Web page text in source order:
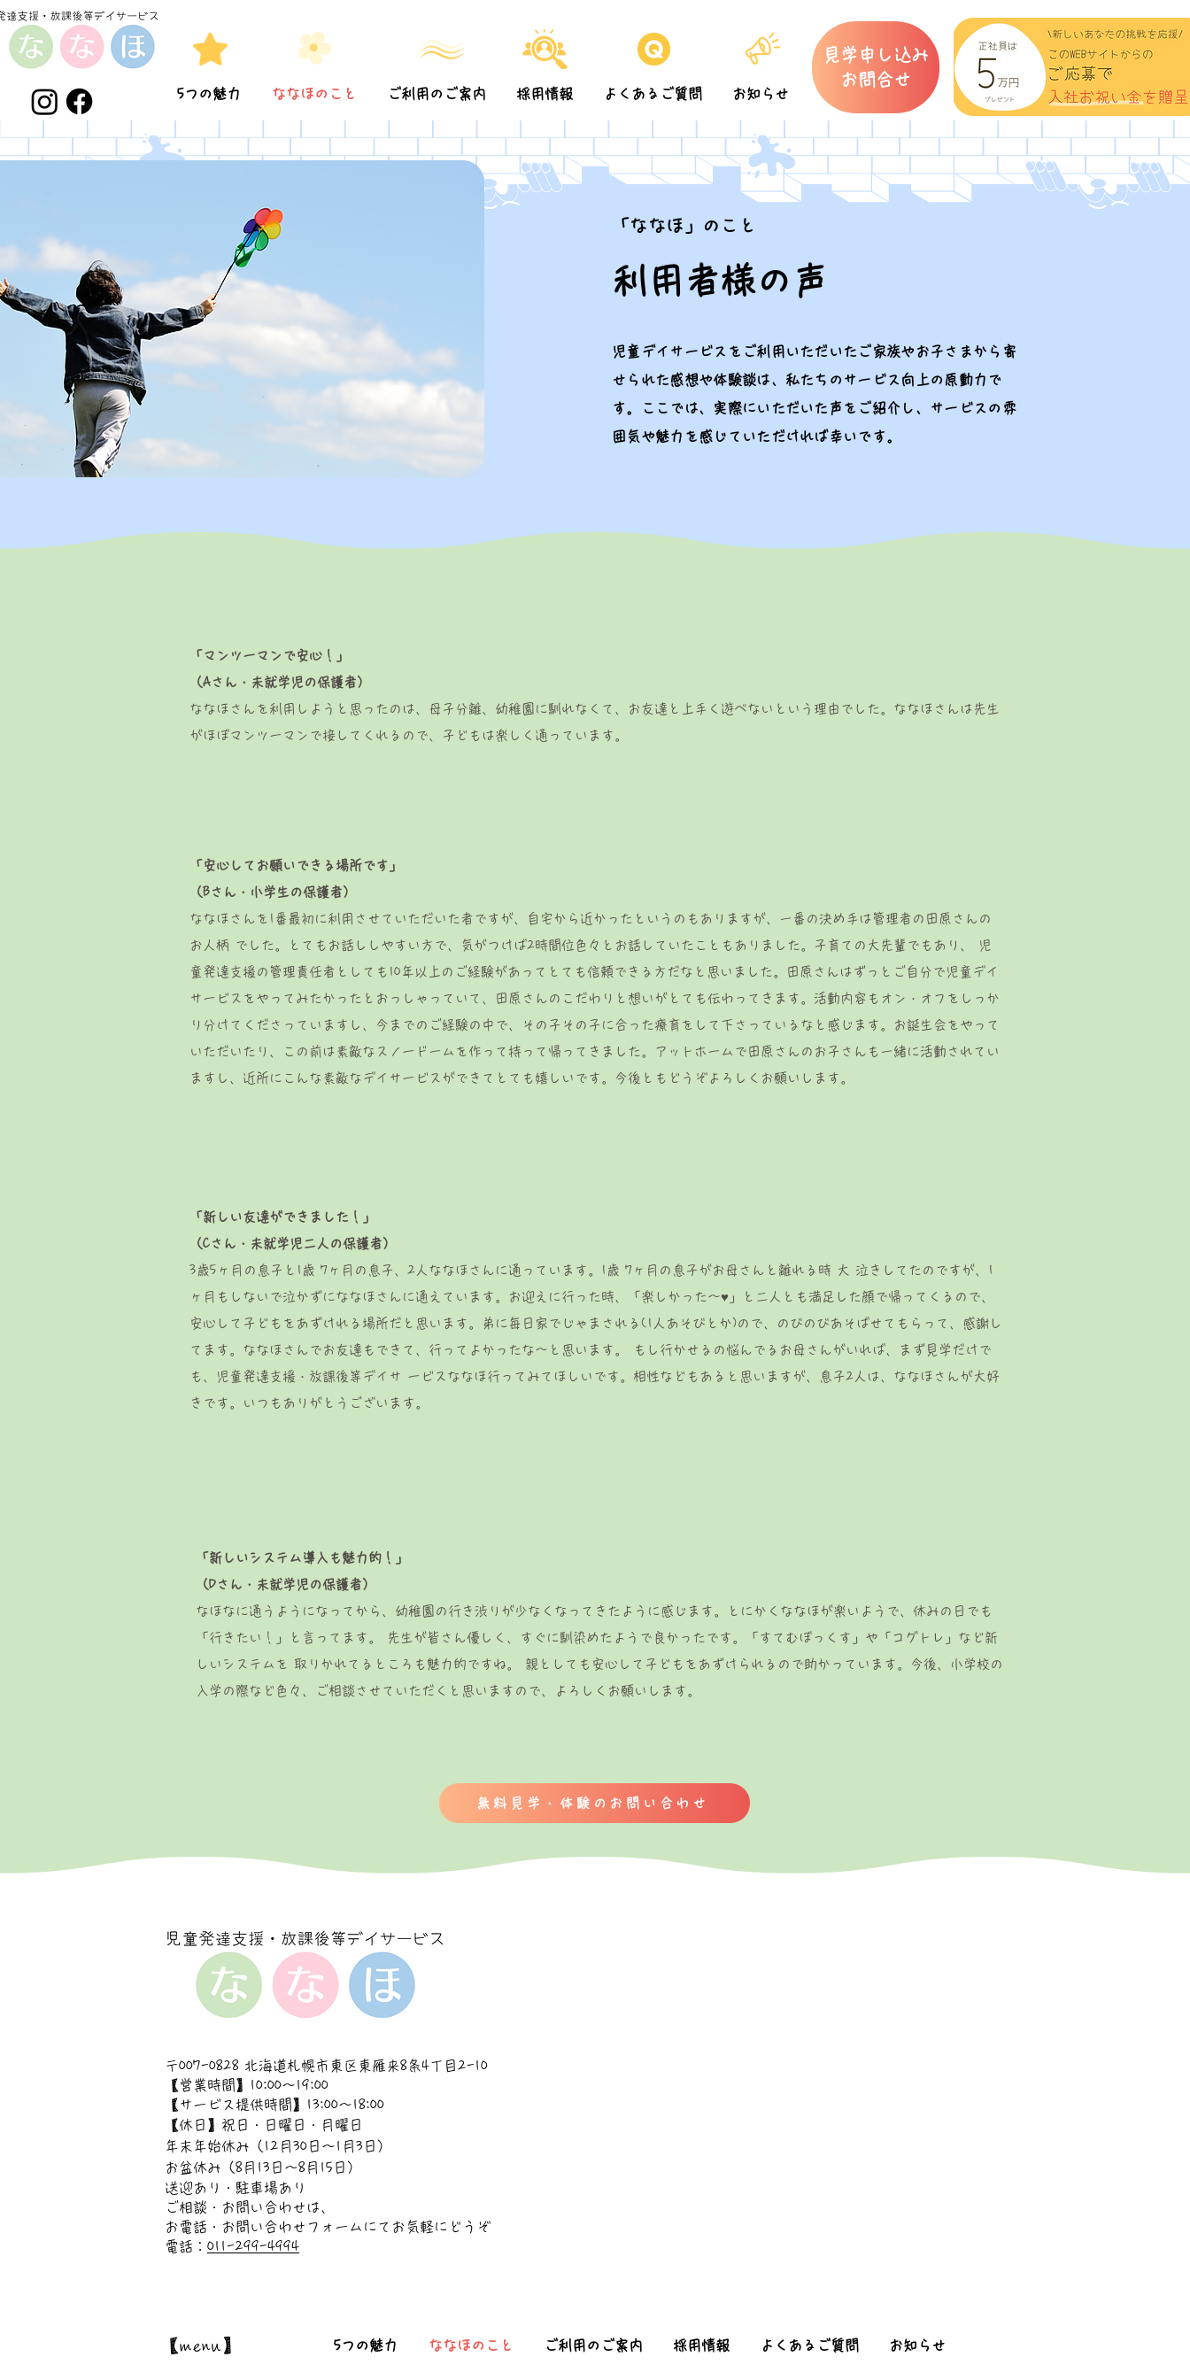
5つの魅力 ななほのこと ご利用のご案内 採用情報 よくあるご質問 お知らせ
見学申し込み
​お問合せ
「ななほ」のこと
利用者様の声
児童デイサービスをご利用いただいたご家族やお子さまから寄
せられた感想や体験談は、私たちのサービス向上の原動力で
す。ここでは、実際にいただいた声をご紹介し、サービスの雰
囲気や魅力を感じていただければ幸いです。
「マンツーマンで安心！」
（Aさん・未就学児の保護者）
ななほさんを利用しようと思ったのは、母子分離、幼稚園に馴れなくて、お友達と上手く遊べないという理由でした。​ななほさんは先生
がほぼマンツーマンで接してくれるので、子どもは楽しく通っています。
「安心してお願いできる場所です」
（Bさん・小学生の保護者）
ななほさんを1番最初に利用させていただいた者ですが、自宅から近かったというのもありますが、一番の決め手は管理者の田原さんの
お人柄 でした。とてもお話ししやすい方で、気がつけば2時間位色々とお話していたこともありました。子育ての大先輩でもあり、 児
童発達支援の管理責任者としても10年以上のご経験があってとても信頼できる方だなと思いました。田原さんはずっとご自分で児童デイ
サービスをやってみたかったとおっしゃっていて、田原さんのこだわりと想いがとても伝わってきます。活動内容もオン・オフをしっか
り分けてくださっていますし、今までのご経験の中で、その子その子に合った療育をして下さっているなと感じます。お誕生会をやって
いただいたり、この前は素敵なスノードームを作って持って帰ってきました。アットホームで田原さんのお子さんも一緒に活動されてい
ますし、近所にこんな素敵なデイサービスができてとても嬉しいです。今後ともどうぞよろしくお願いします。
「新しい友達ができました！」
（Cさん・未就学児二人の保護者）
3歳5ヶ月の息子と1歳 7ヶ月の息子、2人ななほさんに通っています。1歳 7ヶ月の息子がお母さんと離れる時 大 泣きしてたのですが、1
ヶ月もしないで泣かずにななほさんに通えています。お迎えに行った時、「楽しかった〜♥」と二人とも満足した顔で帰ってくるので、
安心して子どもをあずけれる場所だと思います。弟に毎日家でじゃまされる(1人あそびとか)ので、のびのびあそばせてもらって、感謝し
てます。ななほさんでお友達もできて、行ってよかったな〜と思います。 もし行かせるの悩んでるお母さんがいれば、まず見学だけで
も、児童発達支援・放課後等デイサ ービスななほ行ってみてほしいです。相性などもあると思いますが、息子2人は、ななほさんが大好
きです。いつもありがとうございます。
「新しいシステム導入も魅力的！」
（Dさん・未就学児の保護者）
なほなに通うようになってから、幼稚園の行き渋りが少なくなってきたように感じます。とにかくななほが楽いようで、休みの日でも
「行きたい！」と言ってます。 先生が皆さん優しく、すぐに馴染めたようで良かったです。「すてむぼっくす」や「コグトレ」など新
しいシステムを 取りかれてるところも魅力的ですね。 親としても安心して子どもをあずけられるので助かっています。今後、小学校の
入学の際など色々、ご相談させていただくと思いますので、よろしくお願いします。
無料見学・体験のお問い合わせ
〒007-0828 北海道札幌市東区東雁来8条4丁目2-10
【営業時間】10:00～19:00
【サービス提供時間】13:00～18:00
【休日】祝日・日曜日・月曜日
年末年始休み（12月30日〜1月3日）
お盆休み（8月13日〜8月15日）
送迎あり・駐車場あり
ご相談・お問い合わせは、
お電話・お問い合わせフォームにてお気軽にどうぞ
電話： 011-299-4994
【menu】 5つの魅力 ななほのこと ご利用のご案内 採用情報 よくあるご質問 お知らせ